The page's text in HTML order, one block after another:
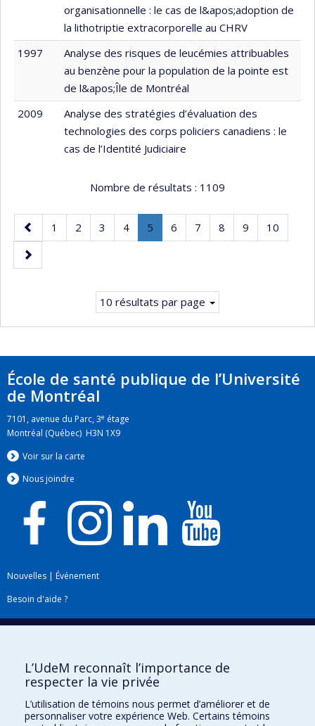
organisationnelle : le cas de l&apos;adoption de
la lithotriptie extracorporelle au CHRV
1997
Analyse des risques de leucémies attribuables
au benzène pour la population de la pointe est
de l&apos;Île de Montréal
2009
Analyse des stratégies d’évaluation des
technologies des corps policiers canadiens : le
cas de l’Identité Judiciaire
Nombre de résultats : 1109
Page
précédente
Page
1 Page
2 Page
3 Page
4 Page
5
Page
Page
6 Page
7 Page
8 Page
9 Page
10
Page
suivante
10 résultats par page
École de santé publique de l’Université
de Montréal
7101, avenue du Parc, 3e étage
Montréal (Québec) H3N 1X9
Voir sur la carte
Nous joindre
Nouvelles | Événement
Besoin d'aide ?
Plan du site|Accessibilité
Téléchargez les logos de l'ESPUM
L’UdeM reconnaît l’importance de
respecter la vie privée
L’utilisation de témoins nous permet d’améliorer et de
personnaliser votre expérience Web. Certains témoins